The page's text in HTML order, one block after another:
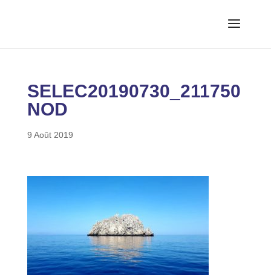
SELEC20190730_211750
NOD
9 Août 2019